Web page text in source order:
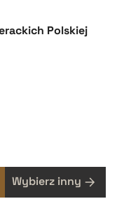
Polskiej
Wybierz inny